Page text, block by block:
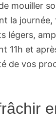
mouiller
la
légers,
11h et
de vos